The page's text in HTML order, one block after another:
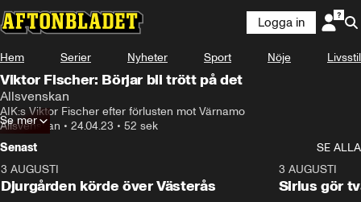
Logga in
Hem Serier Nyheter Sport Nöje Livsstil
Viktor Fischer: Börjar bli trött på det
Allsvenskan
AIK:s Viktor Fischer efter förlusten mot Värnamo
Allsvenskan • 24.04.23 • 52 sek
Se mer
Senast
SE ALLA
3 AUGUSTI
Djurgården körde över Västerås
3 AUGUSTI
Sirius gör